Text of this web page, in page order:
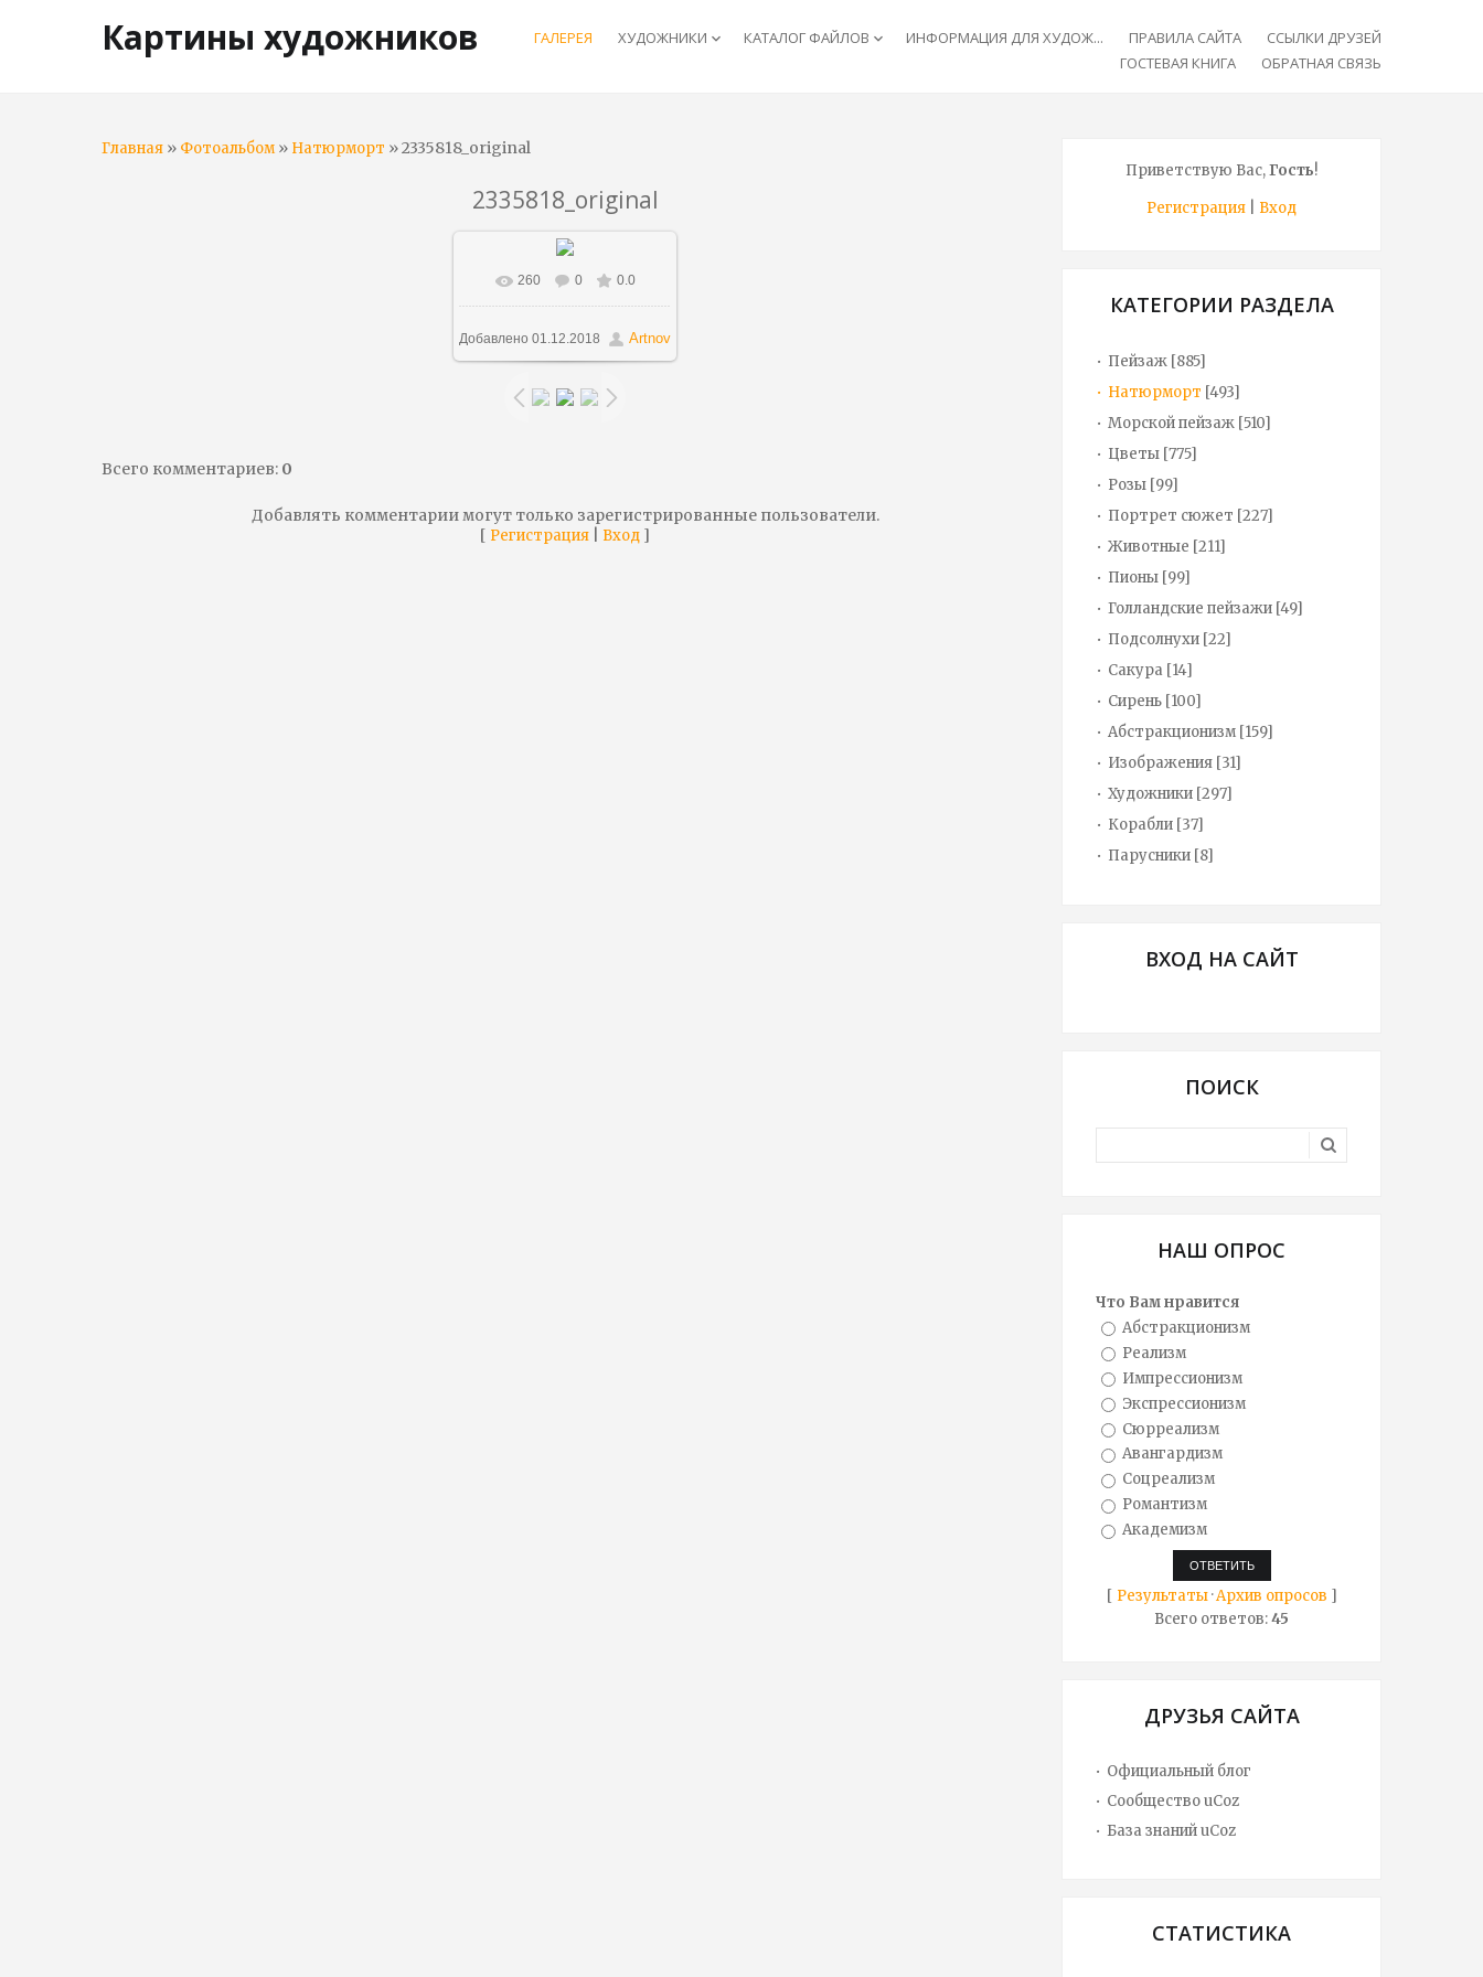
Картины художников ГАЛЕРЕЯ ХУДОЖНИКИ keyboard_arrow_down КАТАЛОГ ФАЙЛОВ keyboard_arrow_down ИНФОРМАЦИЯ ДЛЯ ХУДОЖ... ПРАВИЛА САЙТА
ССЫЛКИ ДРУЗЕЙ
ГОСТЕВАЯ КНИГА
ОБРАТНАЯ СВЯЗЬ
Главная » Фотоальбом» Натюрморт » 2335818_original
2335818_original
В реальном размере
750x1426/ 1003.2Kb
260 0 0.0
Добавлено 01.12.2018 Artnov
Всего комментариев: 0
Добавлять комментарии могут только зарегистрированные пользователи.
[ Регистрация Вход ]
Приветствую Вас,Гость!
Регистрация
Вход
КАТЕГОРИИ РАЗДЕЛА
Пейзаж [885]
Натюрморт [493]
Морской пейзаж [510]
Цветы [775]
Розы [99]
Портрет сюжет [227]
Животные [211]
Пионы [99]
Голландские пейзажи [49]
Подсолнухи [22]
Сакура [14]
Сирень [100]
Абстракционизм [159]
Изображения [31]
Художники [297]
Корабли [37]
Парусники [8]
ВХОД НА САЙТ
ПОИСК
НАШ ОПРОС
Что Вам нравится
Абстракционизм
Реализм
Импрессионизм
Экспрессионизм
Сюрреализм
Авангардизм
Соцреализм
Романтизм
Академизм
[ Результаты·Архив опросов ]
Всего ответов:45
ДРУЗЬЯ САЙТА
Официальный блог
Сообщество uCoz
База знаний uCoz
СТАТИСТИКА